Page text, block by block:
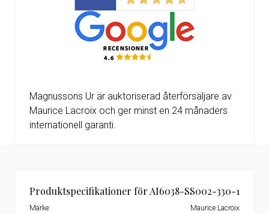
Magnussons Ur är auktoriserad återförsäljare av
Maurice Lacroix och ger minst en 24 månaders
internationell garanti.
Produktspecifikationer för AI6038-SS002-330-1
Märke: Maurice Lacroix